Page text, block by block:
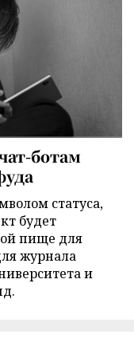
ботам
статуса,
будет
пище для
журнала
и